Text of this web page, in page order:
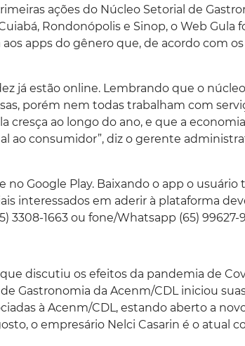
ações do Núcleo Setorial de
Rondonópolis e Sinop, o Web Gula
apps do gênero que, de acordo com
já estão online. Lembrando que o
porém nem todas trabalham com
cresça ao longo do ano, e que a
ao consumidor”, diz o gerente
Google Play. Baixando o app o usuário
interessados em aderir à plataforma
1663 ou fone/Whatsapp (65) 99627-
discutiu os efeitos da pandemia de
Gastronomia da Acenm/CDL iniciou
à Acenm/CDL, estando aberto a
o empresário Nelci Casarin é o atual